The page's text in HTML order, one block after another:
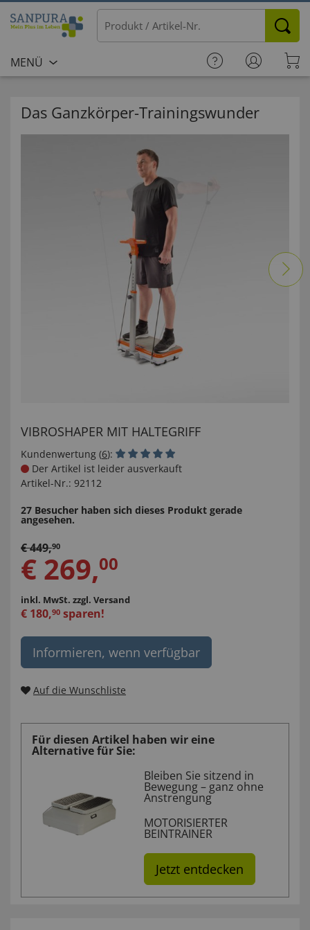
MENÜ
Das Ganzkörper-Trainingswunder
VIBROSHAPER MIT HALTEGRIFF
Kundenwertung (6):
Der Artikel ist leider ausverkauft
Artikel-Nr.: 92112
27 Besucher haben sich dieses Produkt gerade
angesehen.
€449,90
€ 269,00
inkl. MwSt. zzgl. Versand
€ 180,90 sparen!
Informieren, wenn verfügbar
Auf die Wunschliste
Für diesen Artikel haben wir eine
Alternative für Sie:
Bleiben Sie sitzend in
Bewegung – ganz ohne
Anstrengung
MOTORISIERTER
BEINTRAINER
Jetzt entdecken